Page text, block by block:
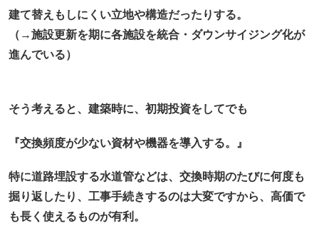
建て替えもしにくい立地や構造だったりする。
（→施設更新を期に各施設を統合・ダウンサイジング化が
進んでいる）
そう考えると、建築時に、初期投資をしてでも
『交換頻度が少ない資材や機器を導入する。』
特に道路埋設する水道管などは、交換時期のたびに何度も
掘り返したり、工事手続きするのは大変ですから、高価で
も長く使えるものが有利。